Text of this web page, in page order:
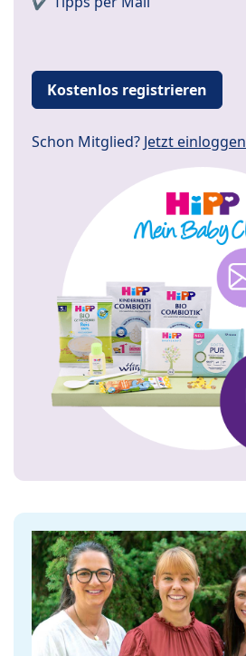
Kostenlos registrieren
Schon Mitglied? Jetzt einloggen